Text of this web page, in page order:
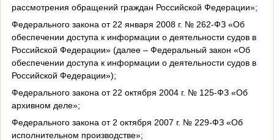
рассмотрения обращений граждан Российской Федерации»;
Федерального закона от 22 января 2008 г. № 262-ФЗ «Об
обеспечении доступа к информации о деятельности судов в
Российской Федерации» (далее – Федеральный закон «Об
обеспечении доступа к информации о деятельности судов в
Российской Федерации»);
Федерального закона от 22 октября 2004 г. № 125-ФЗ «Об
архивном деле»;
Федерального закона от 2 октября 2007 г. № 229-ФЗ «Об
исполнительном производстве»;